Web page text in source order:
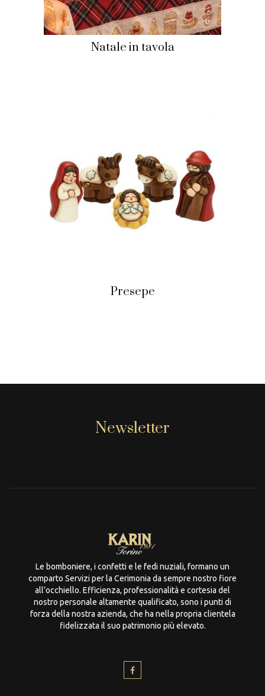
Natale in tavola
Presepe
Newsletter
Le bomboniere, i confetti e le fedi nuziali, formano un
comparto Servizi per la Cerimonia da sempre nostro fiore
all’occhiello. Efficienza, professionalità e cortesia del
nostro personale altamente qualificato, sono i punti di
forza della nostra azienda, che ha nella propria clientela
fidelizzata il suo patrimonio più elevato.